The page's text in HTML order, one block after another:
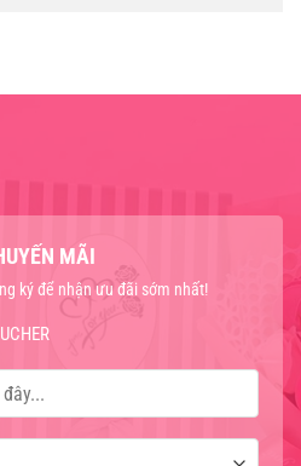
MÃI
ký để nhận ưu đãi sớm nhất!